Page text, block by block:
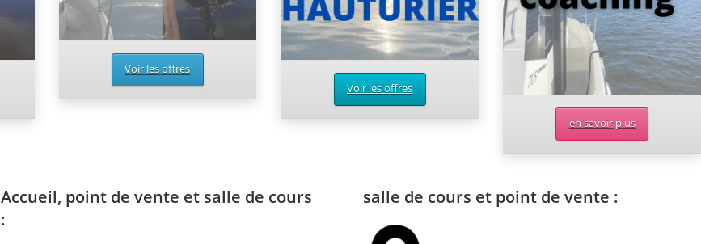
Voir les offres
Voir les offres
en savoir plus
Accueil, point de vente et salle de cours
:
salle de cours et point de vente :